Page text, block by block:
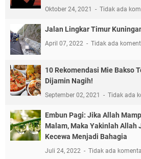
Oktober 24, 2021 Tidak ada
Jalan Lingkar Timur
April 07, 2022 Tidak ada
10 Rekomendasi Mie Bakso
Dijamin Nagih!
September 02, 2021 Tidak ada
Embun Pagi: Jika Allah
Malam, Maka Yakinlah Allah
Kecewa Menjadi Bahagia
Juli 24, 2022 Tidak ada